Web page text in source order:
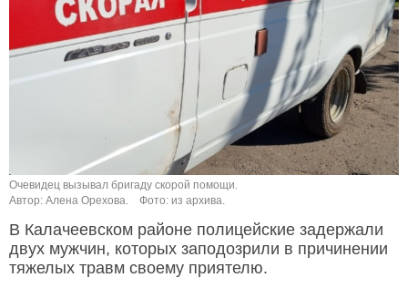
Очевидец вызывал бригаду скорой помощи.
Автор: Алена Орехова.
Фото: из архива.
В Калачеевском районе полицейские задержали
двух мужчин, которых заподозрили в причинении
тяжелых травм своему приятелю.